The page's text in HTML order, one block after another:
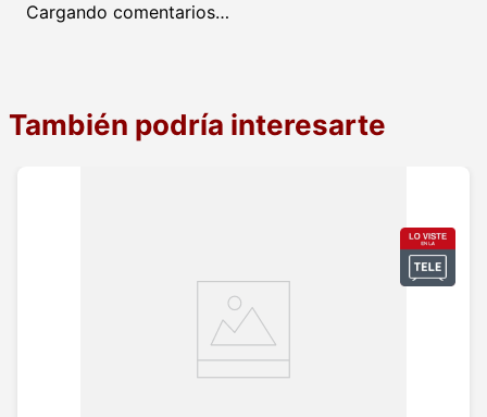
Cargando comentarios…
También podría interesarte